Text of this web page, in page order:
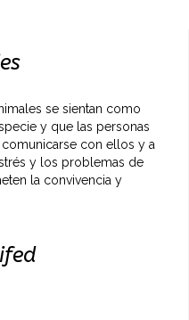
se sientan como
y que las personas
con ellos y a
y los problemas de
la convivencia y